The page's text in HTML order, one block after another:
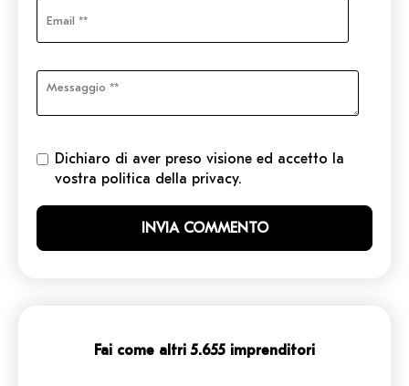
Dichiaro di aver preso visione ed accetto la
vostra politica della privacy.
Fai come altri 5.655 imprenditori